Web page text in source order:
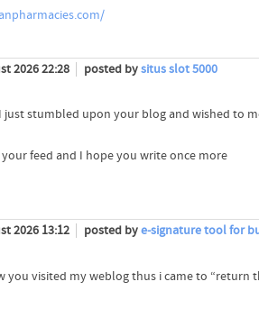
2026 22:28 posted bysitus slot 5000
just stumbled upon your blog and wished to
feed and I hope you write once more
2026 13:12 posted bye-signature tool for
you visited my weblog thus i came to